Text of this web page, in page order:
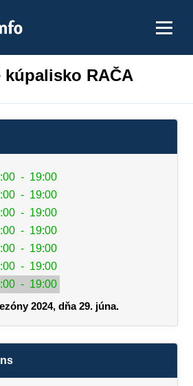
kúpalisko RAČA
- 19:00
- 19:00
- 19:00
- 19:00
- 19:00
- 19:00
- 19:00
2024, dňa 29. júna.